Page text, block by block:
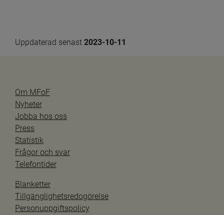
Uppdaterad senast 2023-10-11
Om MFoF
Nyheter
Jobba hos oss
Press
Statistik
Frågor och svar
Telefontider
Blanketter
Tillgänglighetsredogörelse
Personuppgiftspolicy